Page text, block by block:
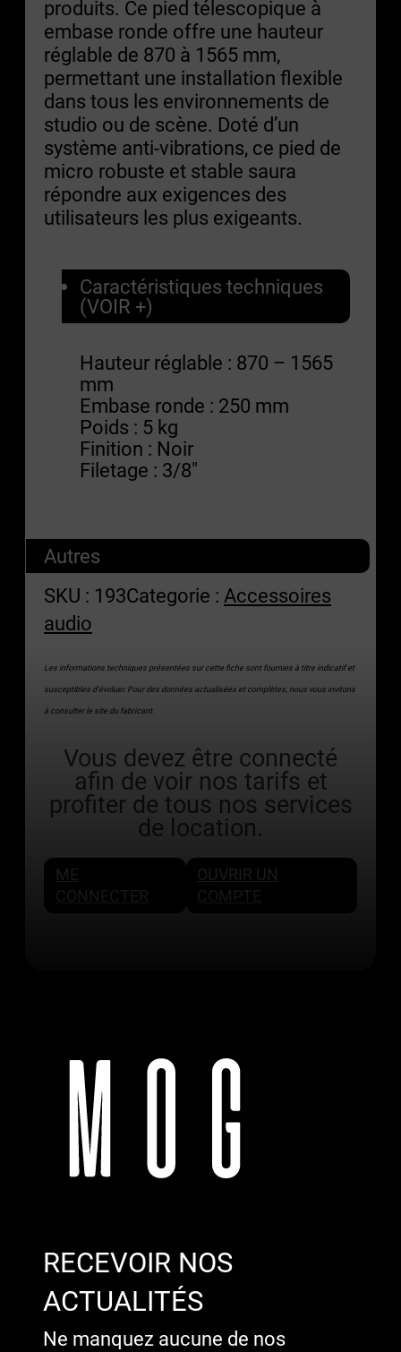
produits. Ce pied télescopique à
embase ronde offre une hauteur
réglable de 870 à 1565 mm,
permettant une installation flexible
dans tous les environnements de
studio ou de scène. Doté d’un
système anti-vibrations, ce pied de
micro robuste et stable saura
répondre aux exigences des
utilisateurs les plus exigeants.
Caractéristiques techniques
(VOIR +)
Hauteur réglable : 870 – 1565
mm
Embase ronde : 250 mm
Poids : 5 kg
Finition : Noir
Filetage : 3/8″
Autres
SKU : 193Categorie : Accessoires
audio
Les informations techniques présentées sur cette fiche sont fournies à titre indicatif et
susceptibles d’évoluer. Pour des données actualisées et complètes, nous vous invitons
à consulter le site du fabricant.
Vous devez être connecté
afin de voir nos tarifs et
profiter de tous nos services
de location.
ME
OUVRIR UN
RECEVOIR NOS
ACTUALITÉS
Ne manquez aucune de nos